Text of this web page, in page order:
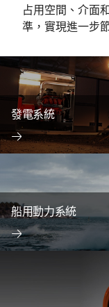
占用空間、介面
準，實現進一步
發電系統
船用動力系統